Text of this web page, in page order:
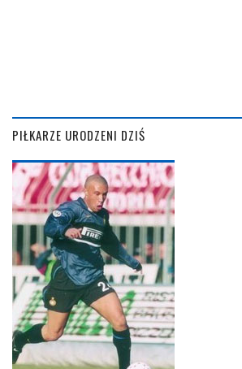
PIŁKARZE URODZENI DZIŚ